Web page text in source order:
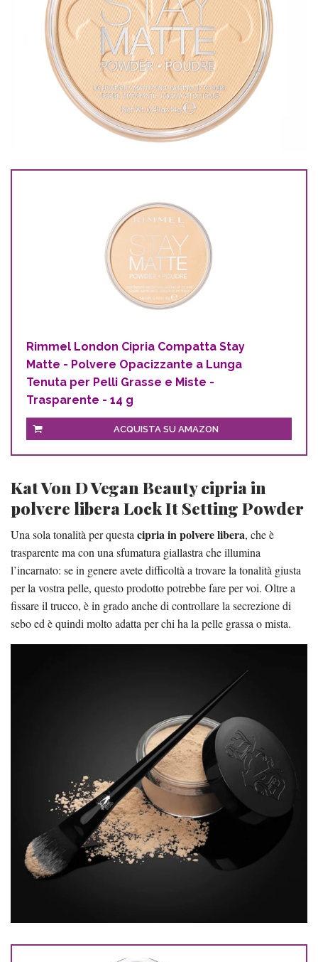
Rimmel London Cipria Compatta Stay
Matte - Polvere Opacizzante a Lunga
Tenuta per Pelli Grasse e Miste -
Trasparente - 14 g
ACQUISTA SU AMAZON
Kat Von D Vegan Beauty cipria in
polvere libera Lock It Setting Powder
Una sola tonalità per questa cipria in polvere libera, che è
trasparente ma con una sfumatura giallastra che illumina
l’incarnato: se in genere avete difficoltà a trovare la tonalità giusta
per la vostra pelle, questo prodotto potrebbe fare per voi. Oltre a
fissare il trucco, è in grado anche di controllare la secrezione di
sebo ed è quindi molto adatta per chi ha la pelle grassa o mista.